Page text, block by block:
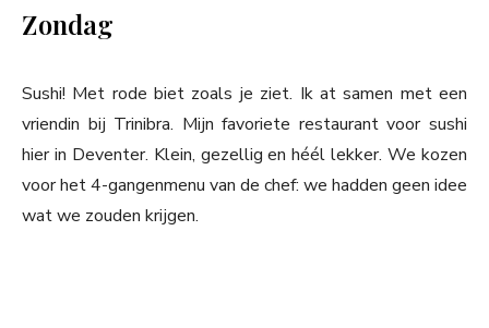
Zondag
Sushi! Met rode biet zoals je ziet. Ik at samen met een
vriendin bij Trinibra. Mijn favoriete restaurant voor sushi
hier in Deventer. Klein, gezellig en héél lekker. We kozen
voor het 4-gangenmenu van de chef: we hadden geen idee
wat we zouden krijgen.